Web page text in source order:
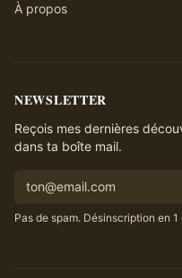
À propos
NEWSLETTER
Reçois mes dernières
dans ta boîte mail.
Pas de spam. Désinscription en 1